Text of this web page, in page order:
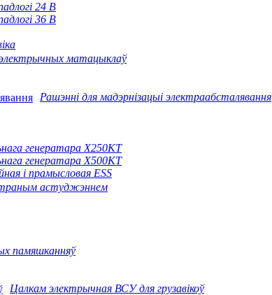
24 В
36 В
матацыклаў
Рашэнні для мадэрнізацыі электраабсталявання
генератара X250KT
генератара X500KT
і прамысловая ESS
астуджэннем
памяшканняў
Цалкам электрычная ВСУ для грузавікоў